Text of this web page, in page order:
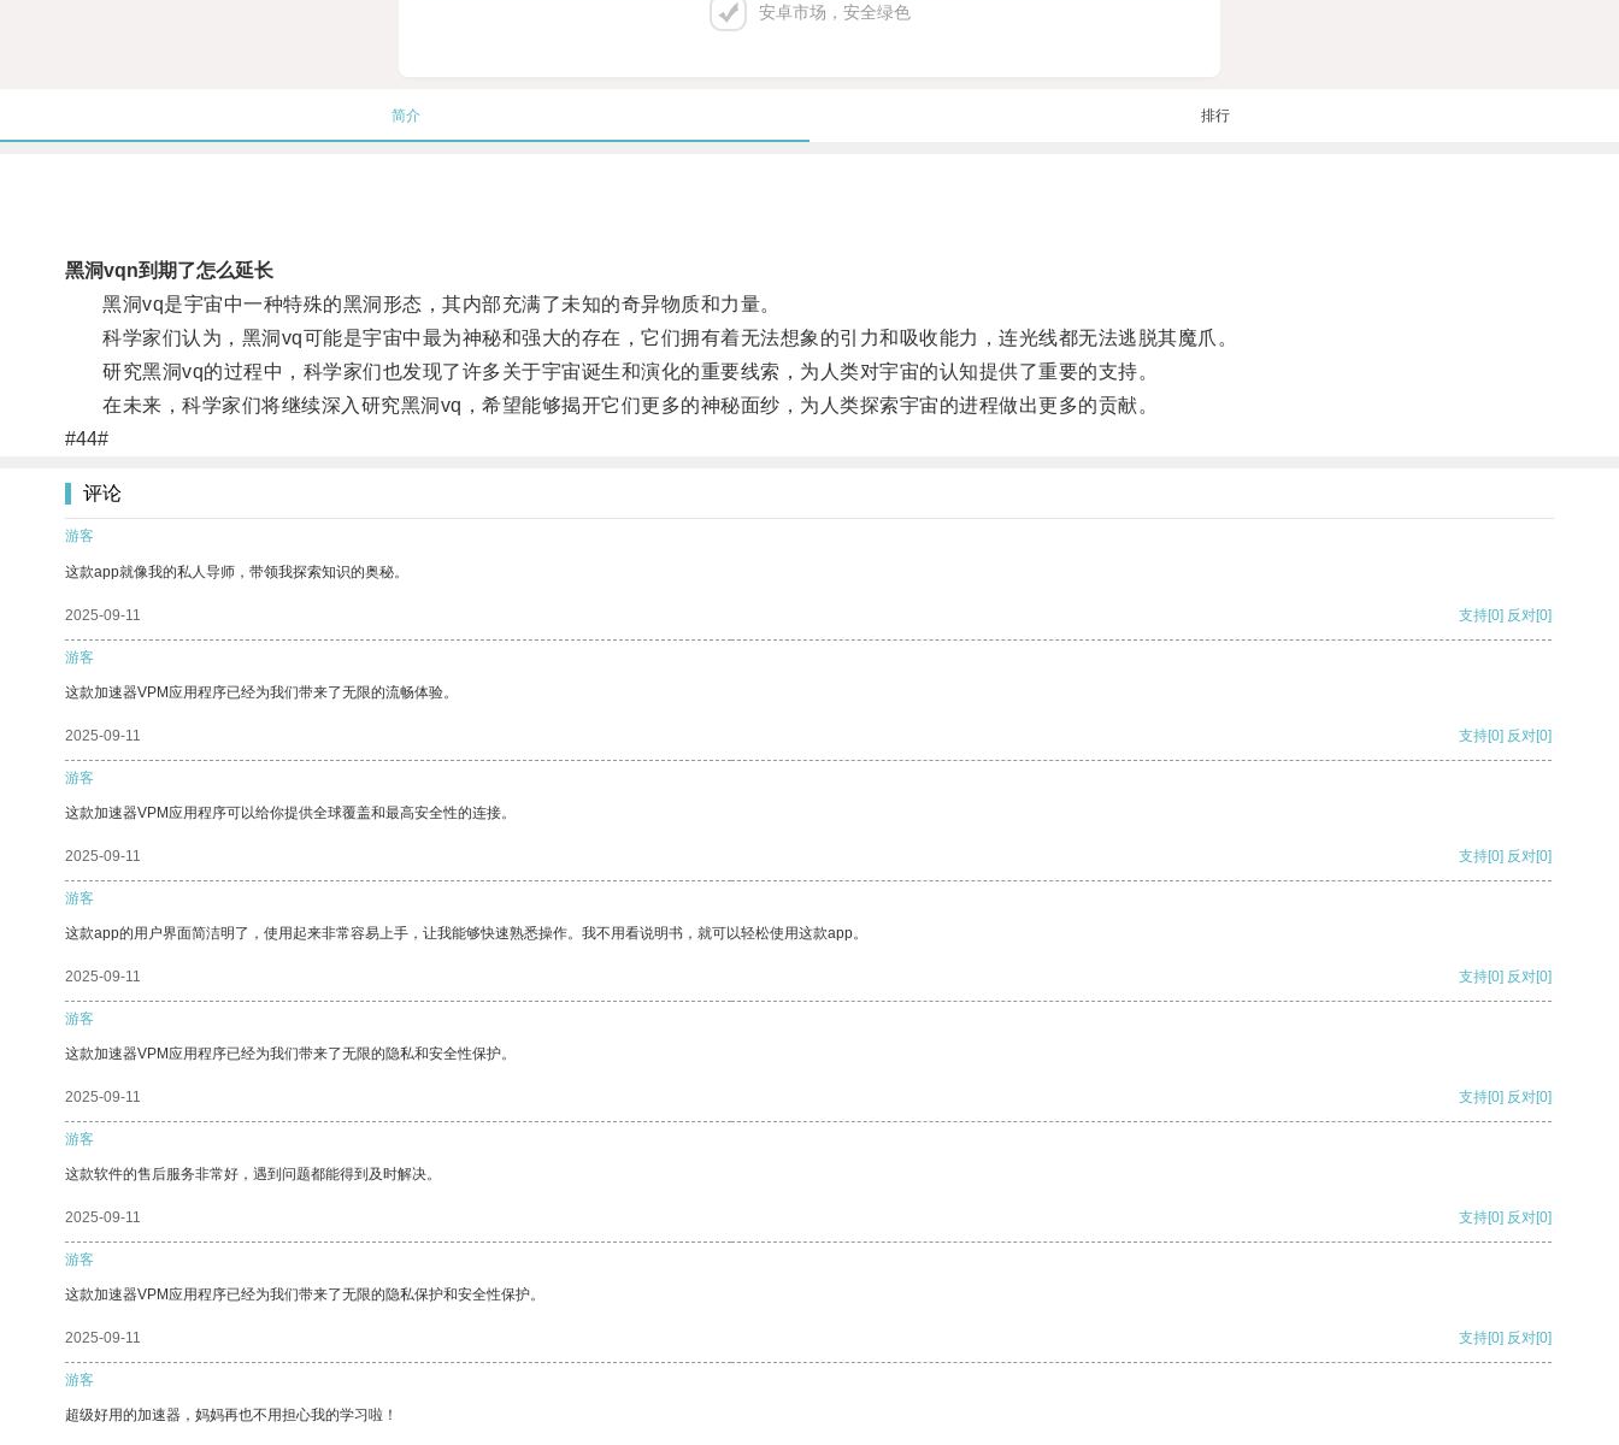
安卓市场，安全绿色
简介 排行
黑洞vqn到期了怎么延长
黑洞vq是宇宙中一种特殊的黑洞形态，其内部充满了未知的奇异物质和力量。
科学家们认为，黑洞vq可能是宇宙中最为神秘和强大的存在，它们拥有着无法想象的引力和吸收能力，连光线都无法逃脱其魔爪。
研究黑洞vq的过程中，科学家们也发现了许多关于宇宙诞生和演化的重要线索，为人类对宇宙的认知提供了重要的支持。
在未来，科学家们将继续深入研究黑洞vq，希望能够揭开它们更多的神秘面纱，为人类探索宇宙的进程做出更多的贡献。
#44#
评论
游客
这款app就像我的私人导师，带领我探索知识的奥秘。
2025-09-11 支持[0] 反对[0]
游客
这款加速器VPM应用程序已经为我们带来了无限的流畅体验。
2025-09-11 支持[0] 反对[0]
游客
这款加速器VPM应用程序可以给你提供全球覆盖和最高安全性的连接。
2025-09-11 支持[0] 反对[0]
游客
这款app的用户界面简洁明了，使用起来非常容易上手，让我能够快速熟悉操作。我不用看说明书，就可以轻松使用这款app。
2025-09-11 支持[0] 反对[0]
游客
这款加速器VPM应用程序已经为我们带来了无限的隐私和安全性保护。
2025-09-11 支持[0] 反对[0]
游客
这款软件的售后服务非常好，遇到问题都能得到及时解决。
2025-09-11 支持[0] 反对[0]
游客
这款加速器VPM应用程序已经为我们带来了无限的隐私保护和安全性保护。
2025-09-11 支持[0] 反对[0]
游客
超级好用的加速器，妈妈再也不用担心我的学习啦！